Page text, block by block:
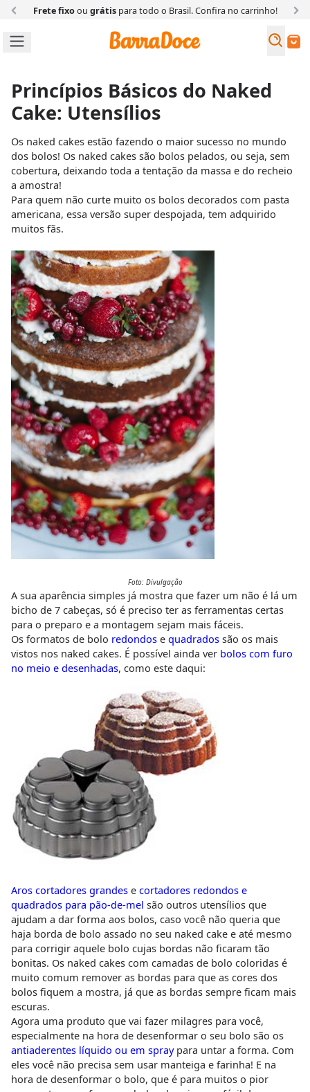
Frete fixoou grátispara todo o Brasil. Confira no carrinho!
Buscar
Princípios Básicos do Naked
Cake: Utensílios
Os naked cakes estão fazendo o maior sucesso no mundo
dos bolos! Os naked cakes são bolos pelados, ou seja, sem
cobertura, deixando toda a tentação da massa e do recheio
a amostra!
Para quem não curte muito os bolos decorados com pasta
americana, essa versão super despojada, tem adquirido
muitos fãs.
Foto: Divulgação
A sua aparência simples já mostra que fazer um não é lá um
bicho de 7 cabeças, só é preciso ter as ferramentas certas
para o preparo e a montagem sejam mais fáceis.
Os formatos de bolo redondose quadradossão os mais
vistos nos naked cakes. É possível ainda ver bolos com furo
no meio e desenhadas, como este daqui:
Aros cortadores grandese cortadores redondos e
quadrados para pão-de-mel são outros utensílios que
ajudam a dar forma aos bolos, caso você não queria que
haja borda de bolo assado no seu naked cake e até mesmo
para corrigir aquele bolo cujas bordas não ficaram tão
bonitas. Os naked cakes com camadas de bolo coloridas é
muito comum remover as bordas para que as cores dos
bolos fiquem a mostra, já que as bordas sempre ficam mais
escuras.
Agora uma produto que vai fazer milagres para você,
especialmente na hora de desenformar o seu bolo são os
antiaderentes líquido ou em spraypara untar a forma. Com
eles você não precisa sem usar manteiga e farinha! E na
hora de desenformar o bolo, que é para muitos o pior